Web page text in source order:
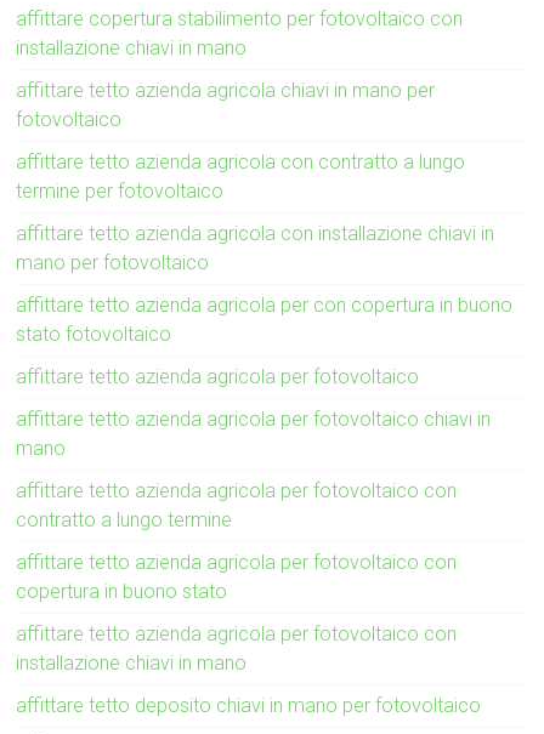
affittare copertura stabilimento per fotovoltaico con
installazione chiavi in mano
affittare tetto azienda agricola chiavi in mano per
fotovoltaico
affittare tetto azienda agricola con contratto a lungo
termine per fotovoltaico
affittare tetto azienda agricola con installazione chiavi in
mano per fotovoltaico
affittare tetto azienda agricola per con copertura in buono
stato fotovoltaico
affittare tetto azienda agricola per fotovoltaico
affittare tetto azienda agricola per fotovoltaico chiavi in
mano
affittare tetto azienda agricola per fotovoltaico con
contratto a lungo termine
affittare tetto azienda agricola per fotovoltaico con
copertura in buono stato
affittare tetto azienda agricola per fotovoltaico con
installazione chiavi in mano
affittare tetto deposito chiavi in mano per fotovoltaico